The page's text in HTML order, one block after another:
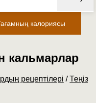
калориясы
кальмарлар
рецептілері /Теңіз